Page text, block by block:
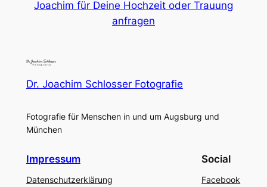
Joachim für Deine Hochzeit oder Trauung
anfragen
Dr. Joachim Schlosser Fotografie
Fotografie für Menschen in und um Augsburg und
München
Impressum
Datenschutzerklärung
Social
Facebook